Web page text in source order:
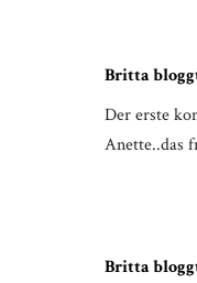
Britta
Der erste
Anette..das
Britta